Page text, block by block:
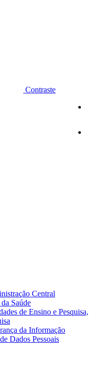
Contraste
Central
Saúde
de Ensino e Pesquisa,
da Informação
Dados Pessoais